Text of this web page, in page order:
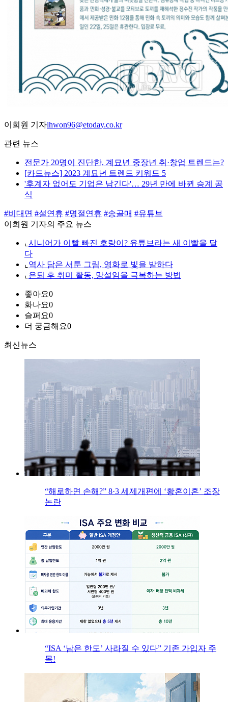
이희원 기자lhwon96@etoday.co.kr
관련 뉴스
전문가 20명이 진단한, 계묘년 중장년 취·창업 트렌드는?
[카드뉴스] 2023 계묘년 트렌드 키워드 5
'후계자 없어도 기업은 남긴다'… 29년 만에 바뀐 승계 공
식
#비대면 #설연휴 #명절연휴 #송골매 #유튜브
이희원 기자의 주요 뉴스
⌞ 시니어가 이빨 빠진 호랑이? 유튜브라는 새 이빨을 달
다
⌞ 역사 담은 서툰 그림, 영화로 빛을 발하다
⌞ 은퇴 후 취미 활동, 망설임을 극복하는 방법
좋아요0
화나요0
슬퍼요0
더 궁금해요0
최신뉴스
“해로하면 손해?” 8·3 세제개편에 ‘황혼이혼’ 조장
논란
“ISA ‘남은 한도’ 사라질 수 있다” 기존 가입자 주
목!